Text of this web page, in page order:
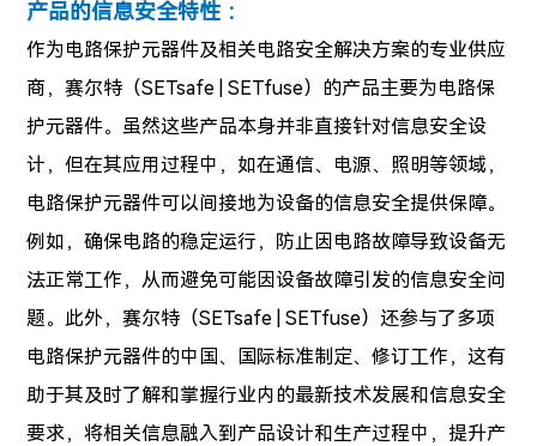
产品的信息安全特性 ：
作为电路保护元器件及相关电路安全解决方案的专业供应
商，赛尔特（SETsafe | SETfuse）的产品主要为电路保
护元器件。虽然这些产品本身并非直接针对信息安全设
计，但在其应用过程中，如在通信、电源、照明等领域，
电路保护元器件可以间接地为设备的信息安全提供保障。
例如，确保电路的稳定运行，防止因电路故障导致设备无
法正常工作，从而避免可能因设备故障引发的信息安全问
题。此外，赛尔特（SETsafe | SETfuse）还参与了多项
电路保护元器件的中国、国际标准制定、修订工作，这有
助于其及时了解和掌握行业内的最新技术发展和信息安全
要求，将相关信息融入到产品设计和生产过程中，提升产